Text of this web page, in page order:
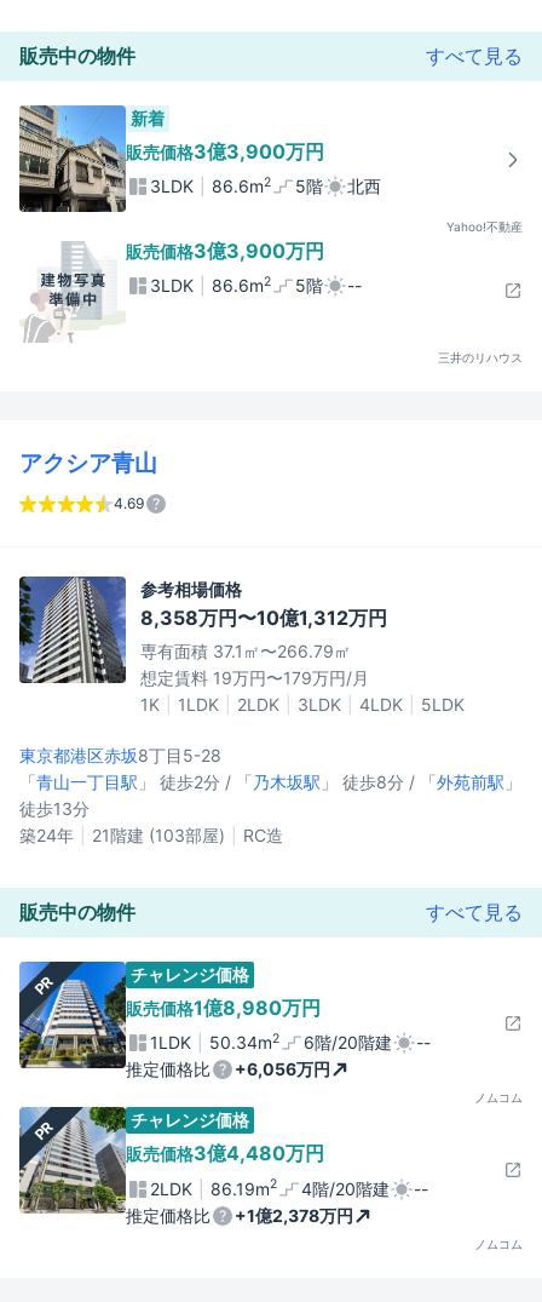
販売中の物件 すべて見る
新着
販売価格3億3,900万円
3LDK 86.6m2 5階 北西
Yahoo!不動産
販売価格3億3,900万円
3LDK 86.6m2 5階 --
三井のリハウス
アクシア青山
4.69
参考相場価格
8,358万円〜10億1,312万円
専有面積 37.1㎡〜266.79㎡
想定賃料 19万円〜179万円/月
1K
1LDK 2LDK 3LDK 4LDK 5LDK
東京都港区赤坂8丁目5-28
「青山一丁目駅 」 徒歩2分 / 「乃木坂駅 」 徒歩8分 / 「外苑前駅 」
徒歩13分
築24年
21階建 (103部屋) RC造
販売中の物件 すべて見る
PR
チャレンジ価格
販売価格1億8,980万円
1LDK 50.34m2 6階/20階建
--
推定価格比
+6,056万円
ノムコム
PR
チャレンジ価格
販売価格3億4,480万円
2LDK 86.19m2 4階/20階建
--
推定価格比
+1億2,378万円
ノムコム